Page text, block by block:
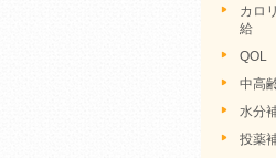
カロ
給
QOL
中高
水分
投薬